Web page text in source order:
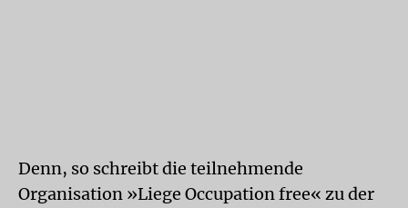
Denn, so schreibt die teilnehmende
Organisation »Liege Occupation free« zu der